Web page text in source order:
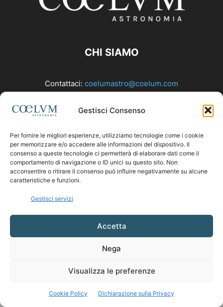
Gestisci Consenso
Per fornire le migliori esperienze, utilizziamo tecnologie come i cookie
per memorizzare e/o accedere alle informazioni del dispositivo. Il
consenso a queste tecnologie ci permetterà di elaborare dati come il
comportamento di navigazione o ID unici su questo sito. Non
acconsentire o ritirare il consenso può influire negativamente su alcune
caratteristiche e funzioni.
Gestisci servizi
Accetta
Nega
Visualizza le preferenze
Cookie Policy Dichiarazione sulla Privacy
CHI SIAMO
Contattaci: coelumastro@coelum.com
SEGUICI